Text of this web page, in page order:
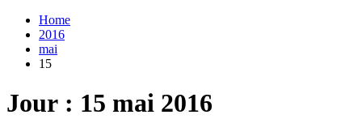
Home
2016
mai
15
Jour : 15 mai 2016